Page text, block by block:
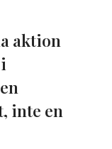
aktion
inte en